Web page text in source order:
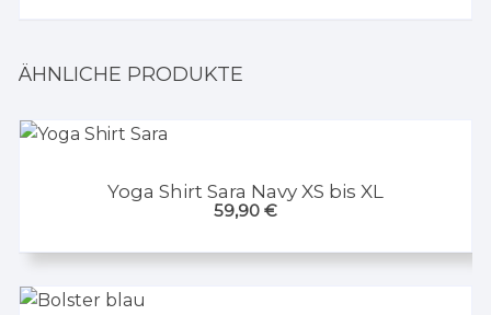
ÄHNLICHE PRODUKTE
Yoga Shirt Sara Navy XS bis XL
59,90 €